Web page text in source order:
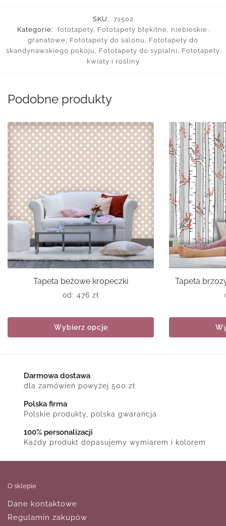
SKU:
71502
Kategorie:
fototapety, Fototapety błękitne, niebieskie,
granatowe, Fototapety do salonu , Fototapety do
skandynawskiego pokoju , Fototapety do sypialni , Fototapety
kwiaty i rośliny
Podobne produkty
Tapeta beżowe kropeczki
od: 476 zł
Wybierz opcje
Tapeta
Darmowa dostawa
dla zamówień powyżej 500 zł
Polska firma
Polskie produkty, polska gwarancja
100% personalizacji
Każdy produkt dopasujemy wymiarem i kolorem
O sklepie
Dane kontaktowe
Regulamin zakupów